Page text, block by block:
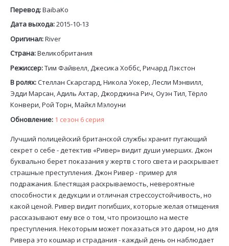
Перевод:BaibaKo
Дата выхода:2015-10-13
Оригинал:River
Страна:Великобритания
Режиссер:Тим Файвелл, Джесика Хоббс, Ричард Лэкстон
В ролях:Стеллан Скарсгард, Никола Уокер, Лесли Мэнвилл,
Эдди Марсан, Адиль Ахтар, Джорджина Рич, Оуэн Тил, Тёрло
Конвери, Рой Торн, Майкл Мэлоуни
Обновление: 1 сезон 6 серия
Лучший полицейский британской службы хранит пугающий
секрет о себе - детектив «Ривер» видит души умерших. Джон
буквально берет показания у жертв с того света и раскрывает
страшные преступления. Джон Ривер - пример для
подражания. Блестящая раскрываемость, невероятные
способности к дедукции и отличная стрессоустойчивость, но
какой ценой. Ривер видит погибших, которые желая отмщения
рассказывают ему все о том, что произошло на месте
преступления. Некоторым может показаться это даром, но для
Ривера это кошмар и страдания - каждый день он наблюдает